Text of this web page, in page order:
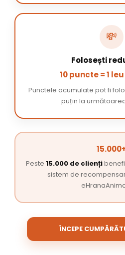
💸
Folosești
10 puncte = 1
Punctele acumulate pot fi
puțin la
Peste 15.000 de clienți
sistem de
ÎNCEPE